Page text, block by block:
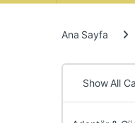
Ana Sayfa
Show All